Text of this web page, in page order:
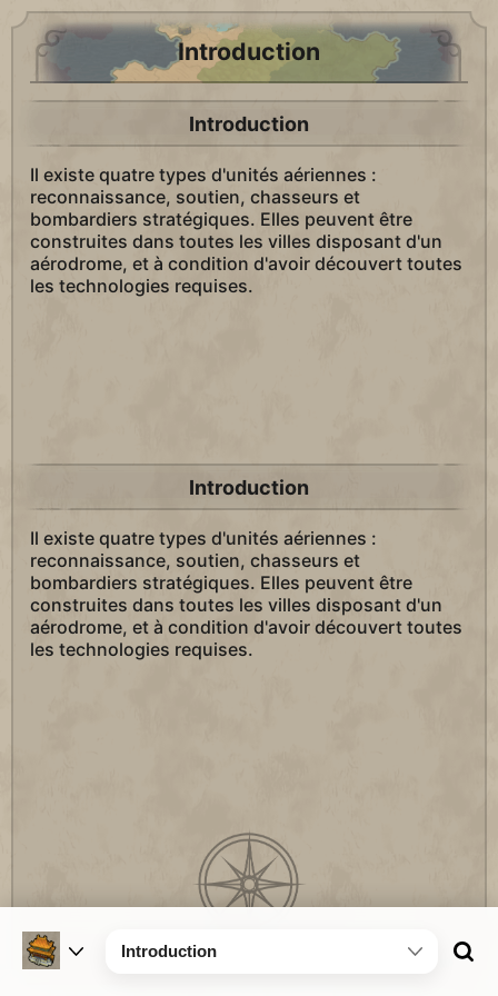
Introduction
Introduction
Il existe quatre types d'unités aériennes :
reconnaissance, soutien, chasseurs et
bombardiers stratégiques. Elles peuvent être
construites dans toutes les villes disposant d'un
aérodrome, et à condition d'avoir découvert toutes
les technologies requises.
Introduction
Il existe quatre types d'unités aériennes :
reconnaissance, soutien, chasseurs et
bombardiers stratégiques. Elles peuvent être
construites dans toutes les villes disposant d'un
aérodrome, et à condition d'avoir découvert toutes
les technologies requises.
Introduction